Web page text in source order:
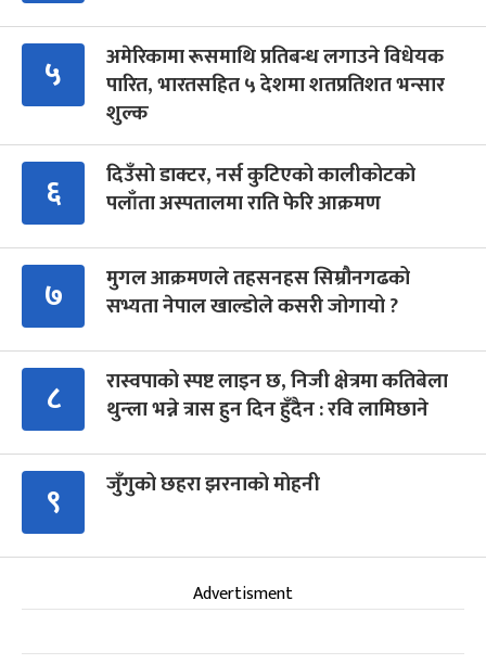
५
अमेरिकामा रूसमाथि प्रतिबन्ध लगाउने विधेयक
पारित, भारतसहित ५ देशमा शतप्रतिशत भन्सार
शुल्क
६
दिउँसो डाक्टर, नर्स कुटिएको कालीकोटको
पलाँता अस्पतालमा राति फेरि आक्रमण
७
मुगल आक्रमणले तहसनहस सिम्रौनगढको
सभ्यता नेपाल खाल्डोले कसरी जोगायो ?
८
रास्वपाको स्पष्ट लाइन छ, निजी क्षेत्रमा कतिबेला
थुन्ला भन्ने त्रास हुन दिन हुँदैन : रवि लामिछाने
९ जुँगुको छहरा झरनाको मोहनी
Advertisment